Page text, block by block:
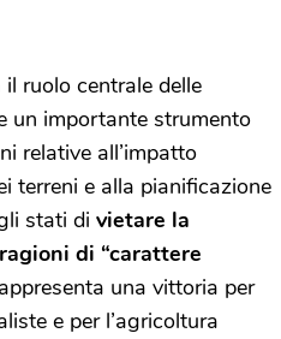
ruolo centrale delle
un importante strumento
relative all’impatto
terreni e alla pianificazione
stati di vietare la
di “carattere
una vittoria per
e per l’agricoltura